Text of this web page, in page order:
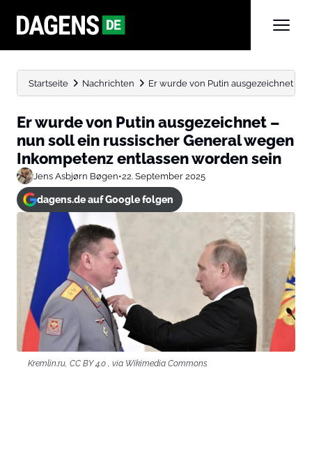
Startseite Nachrichten Er wurde von Putin ausgezeichnet –
Er wurde von Putin ausgezeichnet –
nun soll ein russischer General wegen
Inkompetenz entlassen worden sein
Jens Asbjørn Bøgen•22. September 2025
dagens.de auf Google folgen
Kremlin.ru, CC BY 4.0 , via Wikimedia Commons